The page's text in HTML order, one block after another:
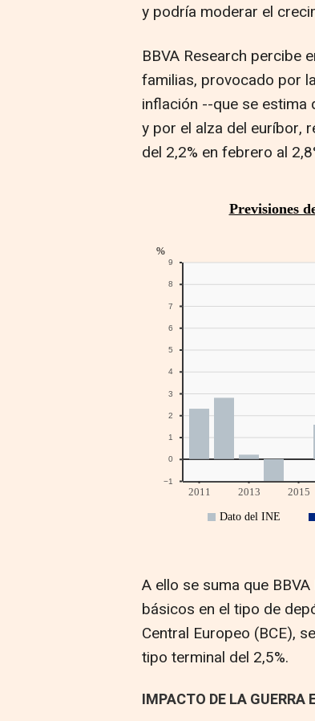
y podría moderar el
BBVA Research percibe
familias, provocado por
inflación --que se estima
y por el alza del euríbor,
del 2,2% en febrero al
A ello se suma que
básicos en el tipo de
Central Europeo (BCE),
tipo terminal del 2,5%.
IMPACTO DE LA GUERRA